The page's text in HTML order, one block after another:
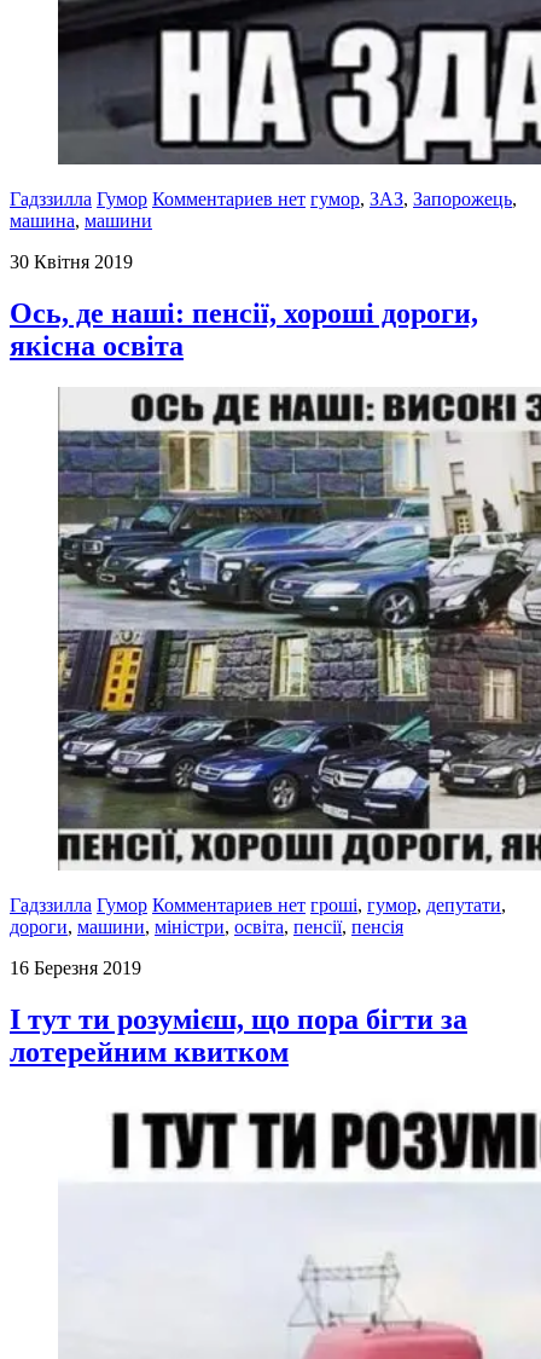
Гадззилла Гумор Комментариев нет гумор, ЗАЗ, Запорожець,
машина, машини
30 Квітня 2019
Ось, де наші: пенсії, хороші дороги,
якісна освіта
Гадззилла Гумор Комментариев нет гроші, гумор, депутати,
дороги, машини, міністри, освіта, пенсії, пенсія
16 Березня 2019
І тут ти розумієш, що пора бігти за
лотерейним квитком